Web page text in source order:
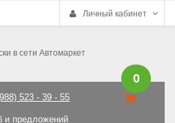
Личный кабинет
в сети Автомаркет
523 - 39 - 55
и предложений
0